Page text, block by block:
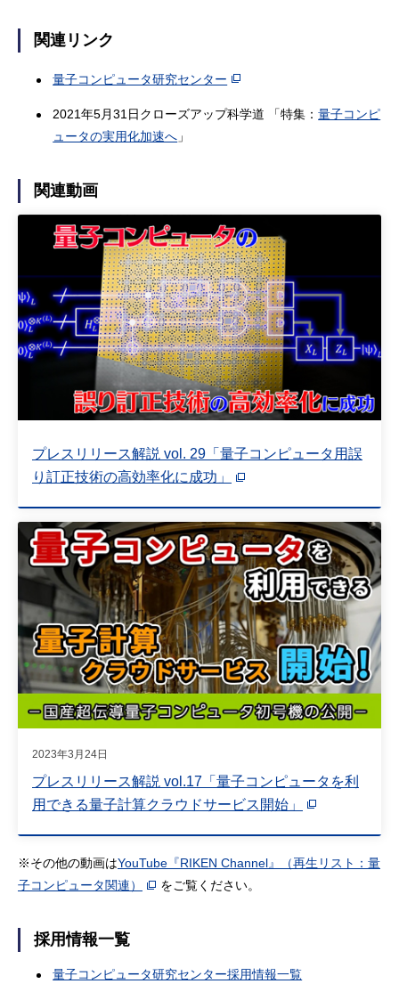
関連リンク
量子コンピュータ研究センター
2021年5月31日クローズアップ科学道 「特集：量子コンピ
ュータの実用化加速へ 」
関連動画
プレスリリース解説 vol. 29「量子コンピュータ用誤
り訂正技術の高効率化に成功」
2023年3月24日
プレスリリース解説 vol.17「量子コンピュータを利
用できる量子計算クラウドサービス開始」
※その他の動画はYouTube『RIKEN Channel』（再生リスト：量
子コンピュータ関連）
をご覧ください。
採用情報一覧
量子コンピュータ研究センター採用情報一覧